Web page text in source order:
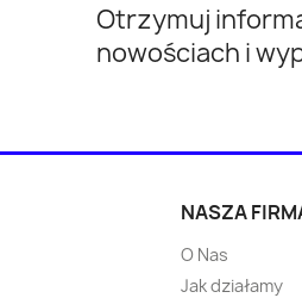
Kwidzyn
Strzelce Opolskie
Otrzymuj
nowościach i
NASZA
O Nas
Jak działamy